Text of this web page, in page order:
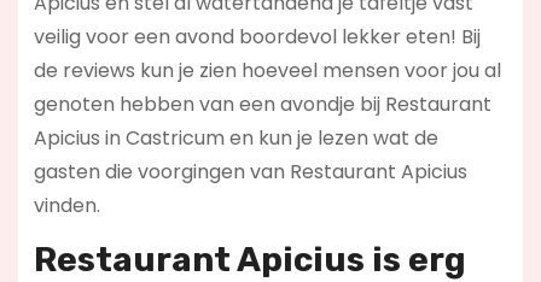
veilig voor een avond boordevol lekker eten! Bij
de reviews kun je zien hoeveel mensen voor jou al
genoten hebben van een avondje bij Restaurant
Apicius in Castricum en kun je lezen wat de
gasten die voorgingen van Restaurant Apicius
vinden.
Restaurant Apicius is erg